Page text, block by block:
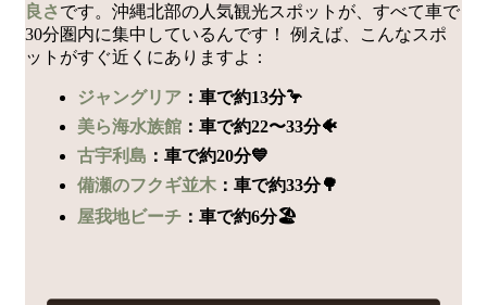
良さです。沖縄北部の人気観光スポットが、すべて車で
30分圏内に集中しているんです！ 例えば、こんなスポ
ットがすぐ近くにありますよ：
ジャングリア ：車で約13分🦩
美ら海水族館 ：車で約22〜33分🐠
古宇利島 ：車で約20分💙
備瀬のフクギ並木 ：車で約33分🌳
屋我地ビーチ ：車で約6分🏖️